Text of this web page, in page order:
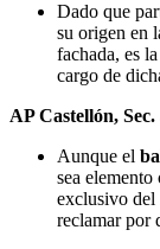
Dado que
su origen en
fachada, es
cargo de
AP Castellón, Sec.
Aunque el
sea
exclusivo del
reclamar por